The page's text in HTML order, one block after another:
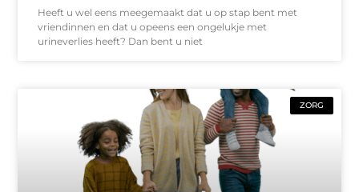
Heeft u wel eens meegemaakt dat u op stap bent met
vriendinnen en dat u opeens een ongelukje met
urineverlies heeft? Dan bent u niet
ZORG